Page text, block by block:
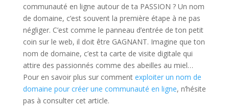
communauté en ligne autour de ta PASSION ? Un nom
de domaine, c’est souvent la première étape à ne pas
négliger. C’est comme le panneau d’entrée de ton petit
coin sur le web, il doit être GAGNANT. Imagine que ton
nom de domaine, c’est ta carte de visite digitale qui
attire des passionnés comme des abeilles au miel…
Pour en savoir plus sur comment exploiter un nom de
domaine pour créer une communauté en ligne, n’hésite
pas à consulter cet article.